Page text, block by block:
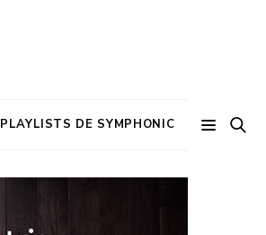
PLAYLISTS DE SYMPHONIC